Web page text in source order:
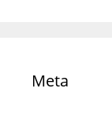
Meta